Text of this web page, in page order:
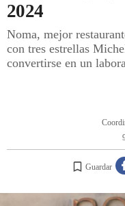
DÓNDE COMER
ÍDOLOS DE MESAS
CUADERNO DE VIAJE
2024
Noma, mejor
con tres estrellas
convertirse en un
Guardar